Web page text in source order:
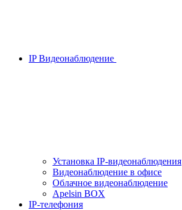
IP Видеонаблюдение
Установка IP-видеонаблюдения
Видеонаблюдение в офисе
Облачное видеонаблюдение
Apelsin BOX
IP-телефония